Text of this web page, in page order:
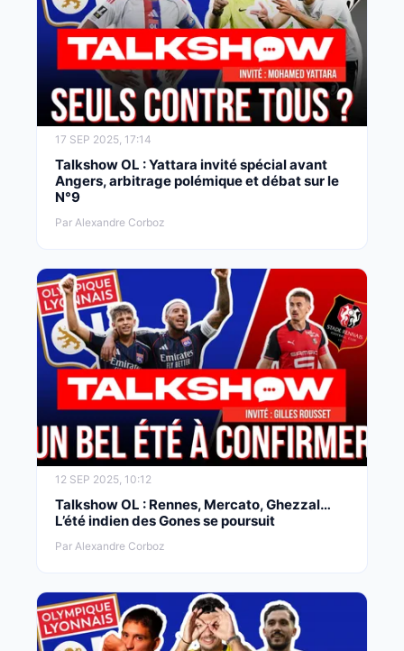
17 SEP 2025, 17:14
Talkshow OL : Yattara invité spécial avant
Angers, arbitrage polémique et débat sur le
N°9
Par Alexandre Corboz
12 SEP 2025, 10:12
Talkshow OL : Rennes, Mercato, Ghezzal…
L’été indien des Gones se poursuit
Par Alexandre Corboz